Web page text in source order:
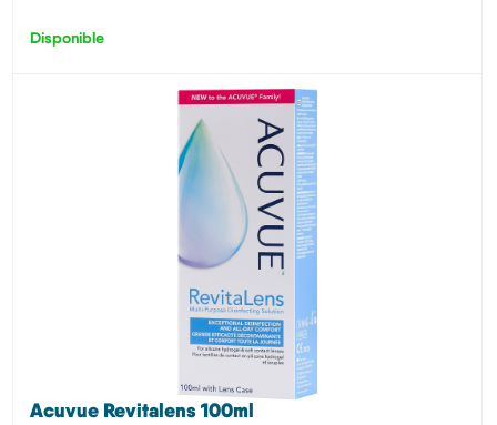
Disponible
Acuvue Revitalens 100ml